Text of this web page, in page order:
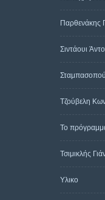
Παρθενάκης
Σιντάουι
Τζούβελη
Το
Τσιμικλής
Υλικο